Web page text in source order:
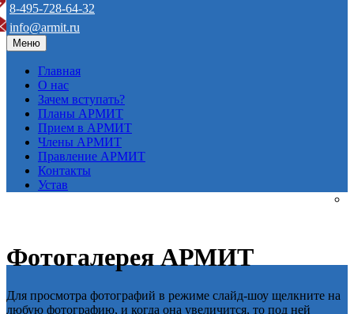
8-495-728-64-32
info@armit.ru
Меню
Главная
О нас
Зачем вступать?
Планы АРМИТ
Прием в АРМИТ
Члены АРМИТ
Правление АРМИТ
Контакты
Устав
Фотогалерея АРМИТ
Для просмотра фотографий в режиме слайд-шоу щелкните на
любую фотографию, и когда она увеличится, то под ней